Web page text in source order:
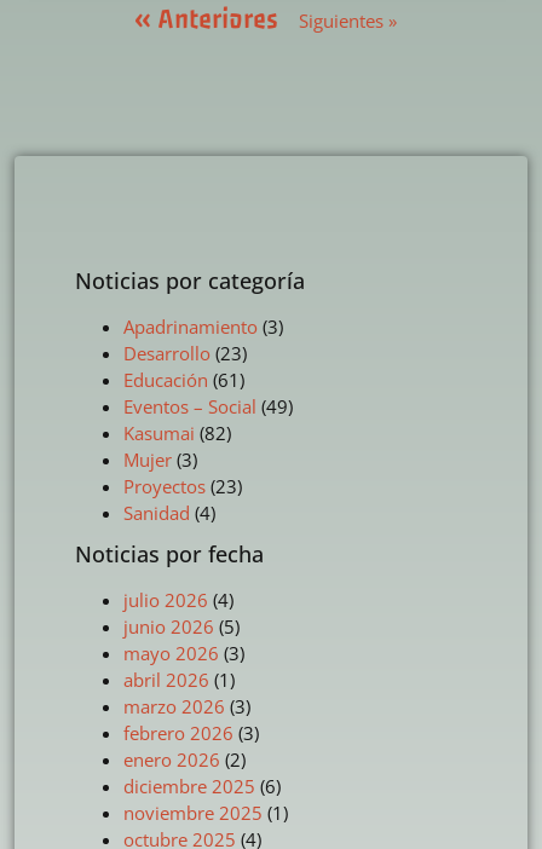
« Anteriores Siguientes »
Noticias por categoría
Apadrinamiento (3)
Desarrollo (23)
Educación (61)
Eventos – Social (49)
Kasumai (82)
Mujer (3)
Proyectos (23)
Sanidad (4)
Noticias por fecha
julio 2026 (4)
junio 2026 (5)
mayo 2026 (3)
abril 2026 (1)
marzo 2026 (3)
febrero 2026 (3)
enero 2026 (2)
diciembre 2025 (6)
noviembre 2025 (1)
octubre 2025 (4)